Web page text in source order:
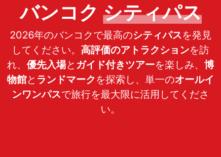
バンコク シティパス
2026年のバンコクで最高のシティパスを発見
してください。 高評価のアトラクションを訪
れ、 優先入場と ガイド付きツアーを楽しみ、 博
物館と ランドマークを探索し、単一のオールイ
ンワンパスで旅行を最大限に活用してくださ
い。